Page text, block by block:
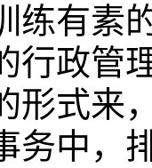
练有素
行政管
形式来
务中，